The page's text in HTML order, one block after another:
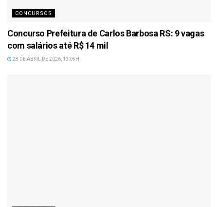
CONCURSOS
Concurso Prefeitura de Carlos Barbosa RS: 9 vagas
com salários até R$ 14 mil
28 DE ABRIL DE 2026, 13:05H